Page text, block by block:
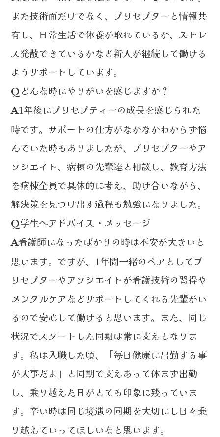
また技術面だけでなく、プリセプターと情報共
有し、日常生活で休養が取れているか、ストレ
ス発散できているかなど新人が継続して働ける
ようサポートしています。
Q どんな時にやりがいを感じますか？
A1年後にプリセプティーの成長を感じられた
時です。サポートの仕方がなかなかわからず悩
んでいた時もありましたが、プリセプターやア
ソシエイト、病棟の先輩達と相談し、教育方法
を病棟全員で具体的に考え、助け合いながら、
解決策を見つけ出す過程も勉強になりました。
Q学生へアドバイス・メッセージ
A看護師になったばかりの時は不安が大きいと
思います。ですが、1年間一緒のペアとしてプ
リセプターやアソシエイトが看護技術の習得や
メンタルケアなどサポートしてくれる先輩がい
るので安心して働けると思います。また、同じ
状況でスタートした同期は常に支えとなりま
す。私は入職した頃、「毎日健康に出勤する事
が大事だよ」と同期で支えあって休まず出勤
し、乗り越えた日がとても印象に残っていま
す。辛い時は同じ境遇の同期を大切にし日々乗
り越えていってほしいなと思います。